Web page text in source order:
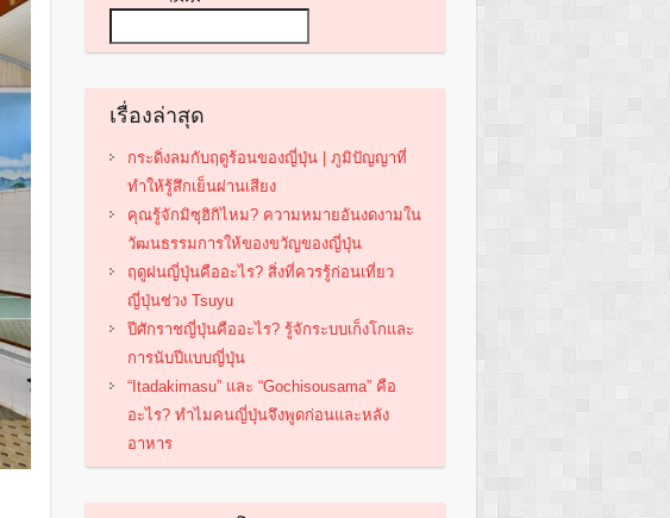
เรื่องล่าสุด
กระดิ่งลมกับฤดูร้อนของญี่ปุ่น | ภูมิปัญญาที่
ทำให้รู้สึกเย็นผ่านเสียง
คุณรู้จักมิซุฮิกิไหม? ความหมายอันงดงามใน
วัฒนธรรมการให้ของขวัญของญี่ปุ่น
ฤดูฝนญี่ปุ่นคืออะไร? สิ่งที่ควรรู้ก่อนเที่ยว
ญี่ปุ่นช่วง Tsuyu
ปีศักราชญี่ปุ่นคืออะไร? รู้จักระบบเก็งโกและ
การนับปีแบบญี่ปุ่น
“Itadakimasu” และ “Gochisousama” คือ
อะไร? ทำไมคนญี่ปุ่นจึงพูดก่อนและหลัง
อาหาร